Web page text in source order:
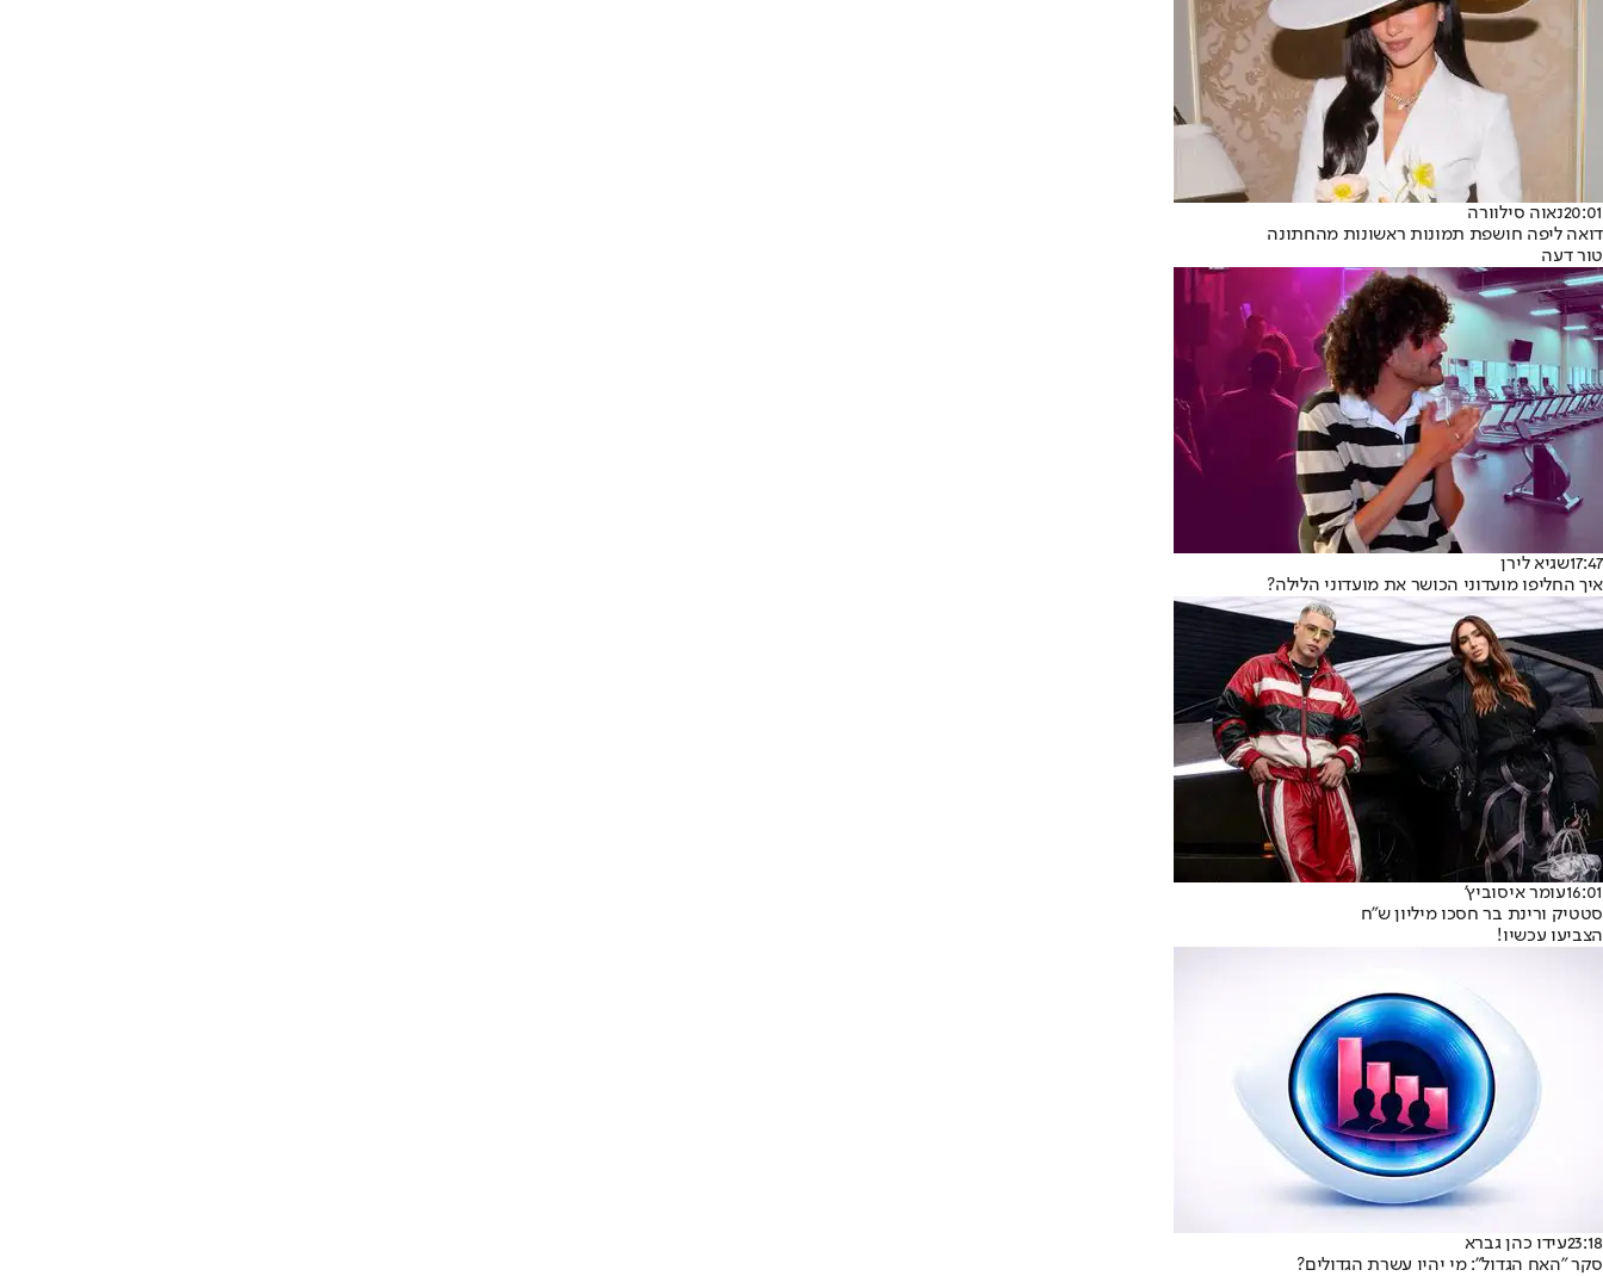
20:01נאוה סילוורה
דואה ליפה חושפת תמונות ראשונות מהחתונה
טור דעה
17:47שגיא לירן
איך החליפו מועדוני הכושר את מועדוני הלילה?
16:01עומר איסוביץ'
סטטיק ורינת בר חסכו מיליון ש"ח
הצביעו עכשיו!
23:18עידו כהן גברא
סקר "האח הגדול": מי יהיו עשרת הגדולים?